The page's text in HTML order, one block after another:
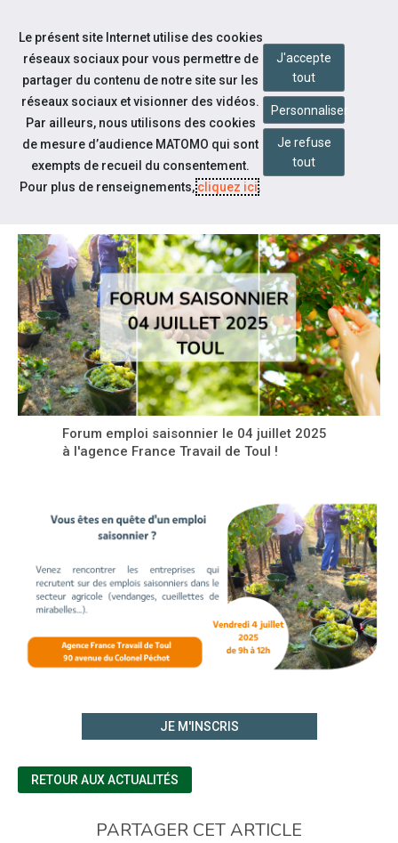
Aller au contenu
Notre actualité
FORUM SAISONNIER
Forum emploi saisonnier le 04 juillet 2025
à l'agence France Travail de Toul !
JE M'INSCRIS
RETOUR AUX ACTUALITÉS
PARTAGER CET ARTICLE
Le présent site Internet utilise des cookies
réseaux sociaux pour vous permettre de
partager du contenu de notre site sur les
réseaux sociaux et visionner des vidéos.
Par ailleurs, nous utilisons des cookies
de mesure d’audience MATOMO qui sont
exempts de recueil du consentement.
Pour plus de renseignements,cliquez ici.
J'accepte
tout
Personnaliser
Je refuse
tout